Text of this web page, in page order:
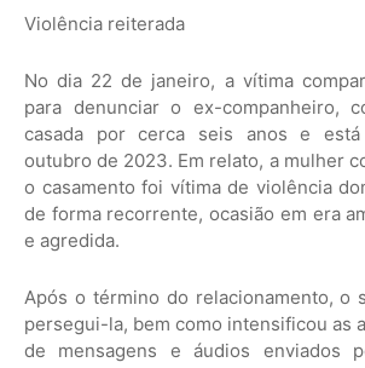
Violência reiterada
No dia 22 de janeiro, a vítima
para denunciar o ex-companheiro,
casada por cerca seis anos e está
outubro de 2023. Em relato, a mulher
o casamento foi vítima de violência
de forma recorrente, ocasião em era
e agredida.
Após o término do relacionamento, o
persegui-la, bem como intensificou as
de mensagens e áudios enviados